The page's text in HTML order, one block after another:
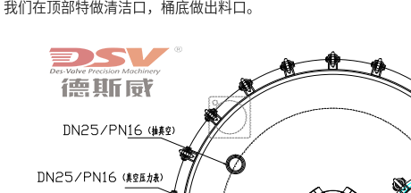
们在顶部特做清洁口，桶底做出料口。